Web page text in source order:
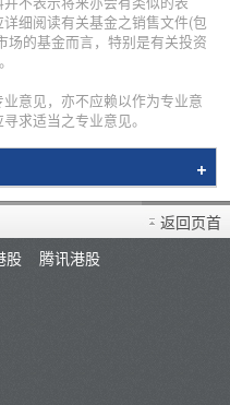
细阅读有关基金之销售文件(包
场的基金而言，特别是有关投资
意见，亦不应赖以作为专业意
求适当之专业意见。
返回页首
股
腾讯港股